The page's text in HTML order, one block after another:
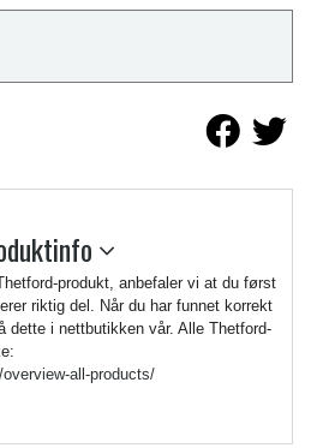
produkt, anbefaler vi at du først
riktig del. Når du har funnet korrekt
dette i nettbutikken vår. Alle Thetford-
all-products/